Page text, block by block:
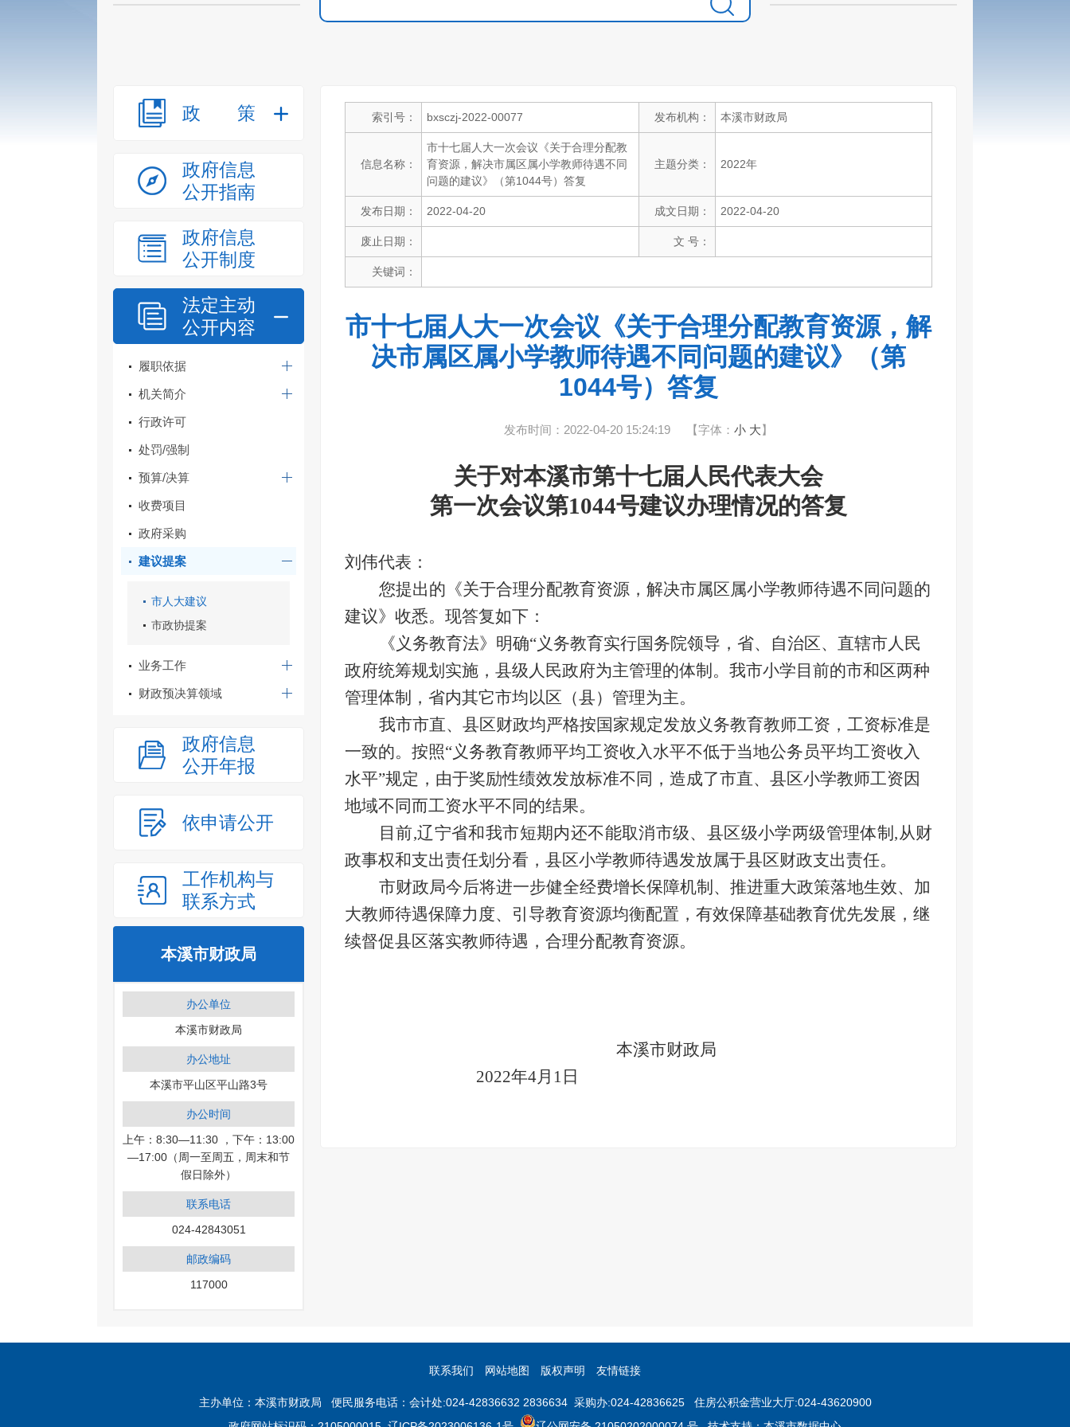
政策
政府信息
公开指南
政府信息
公开制度
法定主动
公开内容
履职依据
机关简介
行政许可
处罚/强制
预算/决算
收费项目
政府采购
建议提案
市人大建议
市政协提案
业务工作
财政预决算领域
政府信息
公开年报
依申请公开
工作机构与
联系方式
本溪市财政局
办公单位
本溪市财政局
办公地址
本溪市平山区平山路3号
办公时间
上午：8:30—11:30 ，下午：13:00
—17:00（周一至周五，周末和节
假日除外）
联系电话
024-42843051
邮政编码
117000
索引号： bxsczj-2022-00077 发布机构： 本溪市财政局
信息名称：
市十七届人大一次会议《关于合理分配教
育资源，解决市属区属小学教师待遇不同
问题的建议》（第1044号）答复
主题分类： 2022年
发布日期： 2022-04-20 成文日期： 2022-04-20
废止日期： 文 号：
关键词：
市十七届人大一次会议《关于合理分配教育资源，解
决市属区属小学教师待遇不同问题的建议》（第
1044号）答复
发布时间：2022-04-20 15:24:19 【字体： 小 大】
关于对本溪市第十七届人民代表大会
第一次会议第1044号建议办理情况的答复
刘伟代表：
您提出的《关于合理分配教育资源，解决市属区属小学教师待遇不同问题的
建议》收悉。现答复如下：
《义务教育法》明确“义务教育实行国务院领导，省、自治区、直辖市人民
政府统筹规划实施，县级人民政府为主管理的体制。我市小学目前的市和区两种
管理体制，省内其它市均以区（县）管理为主。
我市市直、县区财政均严格按国家规定发放义务教育教师工资，工资标准是
一致的。按照“义务教育教师平均工资收入水平不低于当地公务员平均工资收入
水平”规定，由于奖励性绩效发放标准不同，造成了市直、县区小学教师工资因
地域不同而工资水平不同的结果。
目前,辽宁省和我市短期内还不能取消市级、县区级小学两级管理体制,从财
政事权和支出责任划分看，县区小学教师待遇发放属于县区财政支出责任。
市财政局今后将进一步健全经费增长保障机制、推进重大政策落地生效、加
大教师待遇保障力度、引导教育资源均衡配置，有效保障基础教育优先发展，继
续督促县区落实教师待遇，合理分配教育资源。
本溪市财政局
2022年4月1日
联系我们 网站地图 版权声明 友情链接
主办单位：本溪市财政局 便民服务电话：会计处:024-42836632 2836634 采购办:024-42836625 住房公积金营业大厅:024-43620900